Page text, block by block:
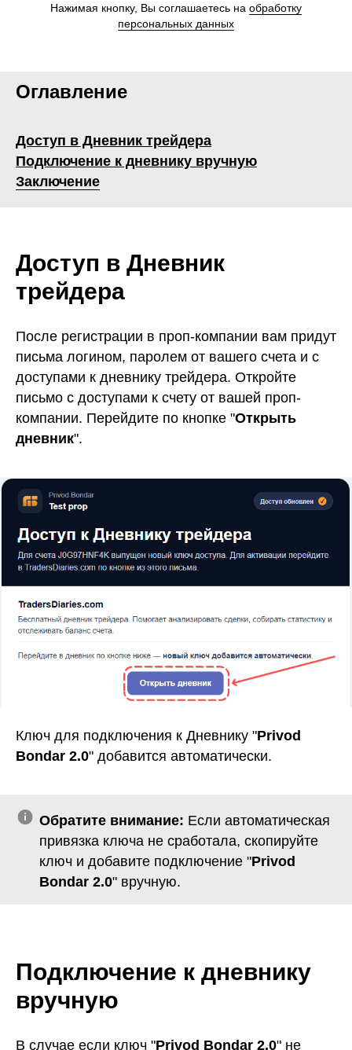
Нажимая кнопку, Вы соглашаетесь на обработку
персональных данных
Оглавление
Доступ в Дневник трейдера
Подключение к дневнику вручную
Заключение
Доступ в Дневник
трейдера
После регистрации в проп-компании вам придут
письма логином, паролем от вашего счета и с
доступами к дневнику трейдера. Откройте
письмо с доступами к счету от вашей проп-
компании. Перейдите по кнопке "Открыть
дневник".
Ключ для подключения к Дневнику "Privod
Bondar 2.0" добавится автоматически.
Обратите внимание: Если автоматическая
привязка ключа не сработала, скопируйте
ключ и добавите подключение "Privod
Bondar 2.0" вручную.
Подключение к дневнику
вручную
В случае если ключ "Privod Bondar 2.0" не